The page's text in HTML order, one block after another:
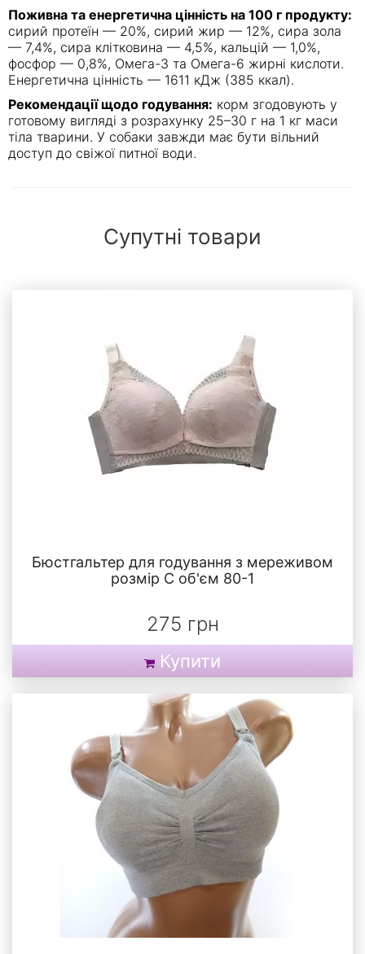
Поживна та енергетична цінність на 100 г продукту:
сирий протеїн — 20%, сирий жир — 12%, сира зола
— 7,4%, сира клітковина — 4,5%, кальцій — 1,0%,
фосфор — 0,8%, Омега-3 та Омега-6 жирні кислоти.
Енергетична цінність — 1611 кДж (385 ккал).
Рекомендації щодо годування: корм згодовують у
готовому вигляді з розрахунку 25–30 г на 1 кг маси
тіла тварини. У собаки завжди має бути вільний
доступ до свіжої питної води.
Супутні товари
Бюстгальтер для годування з мереживом
розмір С об'єм 80-1
275 грн
Купити